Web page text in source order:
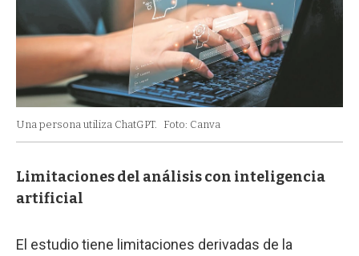
Una persona utiliza ChatGPT. Foto: Canva
Limitaciones del análisis con inteligencia
artificial
El estudio tiene limitaciones derivadas de la